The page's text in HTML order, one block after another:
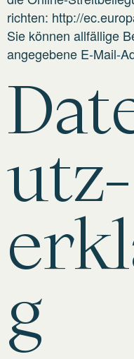
richten: http://
Sie können allfällige
angegebene E-Mail-
utz­
g